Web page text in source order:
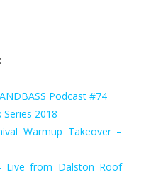
Podcast #74
2018
Warmup Takeover –
from Dalston Roof